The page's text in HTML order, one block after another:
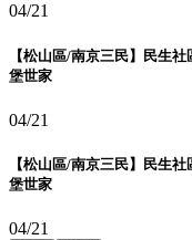
04/21
【松山區/南京三民】民生
堡世家
04/21
【松山區/南京三民】民生
堡世家
04/21